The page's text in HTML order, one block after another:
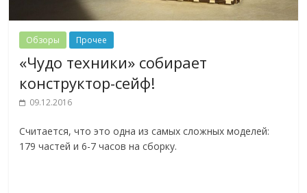
Обзоры Прочее
«Чудо техники» собирает
конструктор-сейф!
09.12.2016
Считается, что это одна из самых сложных моделей:
179 частей и 6-7 часов на сборку.